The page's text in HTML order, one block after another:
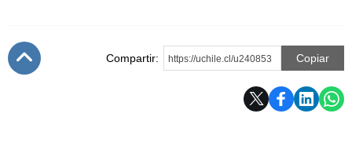
Compartir: https://uchile.cl/u240853 Copiar